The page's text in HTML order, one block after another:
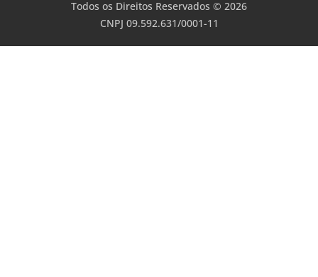
Todos os Direitos Reservados © 2026
CNPJ 09.592.631/0001-11